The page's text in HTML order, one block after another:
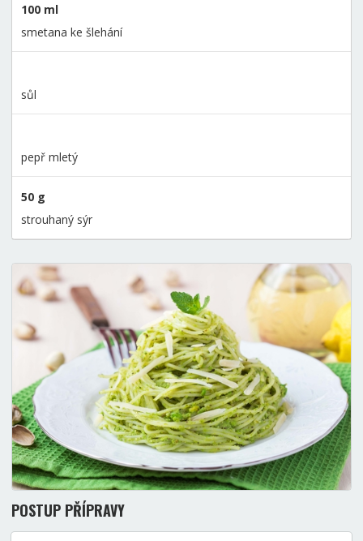
100 ml
smetana ke šlehání
sůl
pepř mletý
50 g
strouhaný sýr
POSTUP PŘÍPRAVY